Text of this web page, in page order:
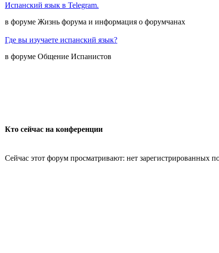
Испанский язык в Telegram.
в форуме Жизнь форума и информация о форумчанах
Где вы изучаете испанский язык?
в форуме Общение Испанистов
Кто сейчас на конференции
Сейчас этот форум просматривают: нет зарегистрированных